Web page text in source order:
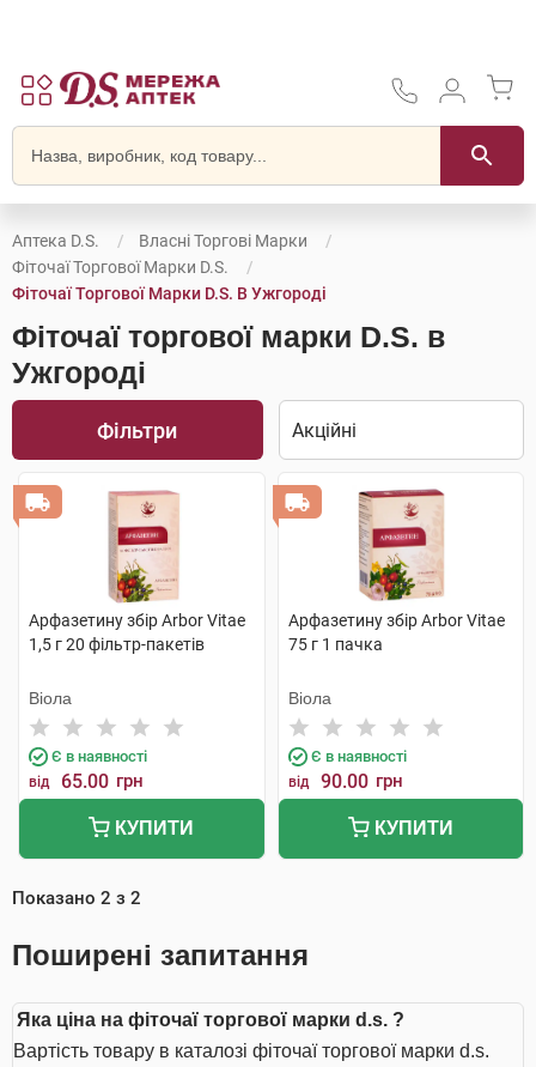
Аптека D.S.
Власні Торгові Марки
Фіточаї Торгової Марки D.S.
Фіточаї Торгової Марки D.S. В Ужгороді
Фіточаї торгової марки D.S. в
Ужгороді
Фільтри
Арфазетину збір Arbor Vitae
1,5 г 20 фільтр-пакетів
Віола
Є в наявності
від 65.00 грн
КУПИТИ
Арфазетину збір Arbor Vitae
75 г 1 пачка
Віола
Є в наявності
від 90.00 грн
КУПИТИ
Показано 2 з 2
Поширені запитання
Яка ціна на фіточаї торгової марки d.s. ?
Вартість товару в каталозі фіточаї торгової марки d.s.